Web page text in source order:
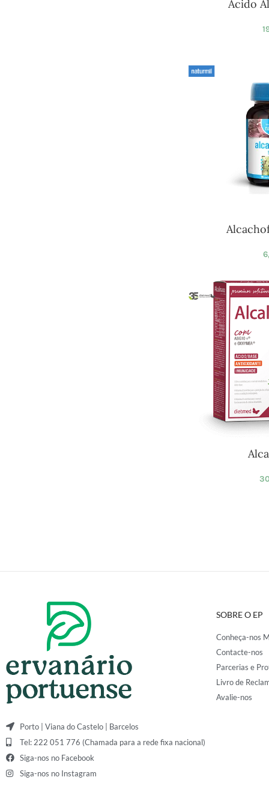
Ácido
Porto | Viana do Castelo | Barcelos
Tel: 222 051 776 (Chamada para a rede fixa nacional)
Siga-nos no Facebook
Siga-nos no Instagram
SOBRE O EP
Conheça-nos
Contacte-nos
Parcerias e
Livro de
Avalie-nos